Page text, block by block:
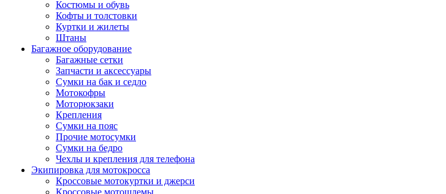
Костюмы и обувь
Кофты и толстовки
Куртки и жилеты
Штаны
Багажное оборудование
Багажные сетки
Запчасти и аксессуары
Сумки на бак и седло
Мотокофры
Моторюкзаки
Крепления
Сумки на пояс
Прочие мотосумки
Сумки на бедро
Чехлы и крепления для телефона
Экипировка для мотокросса
Кроссовые мотокуртки и джерси
Кроссовые мотошлемы